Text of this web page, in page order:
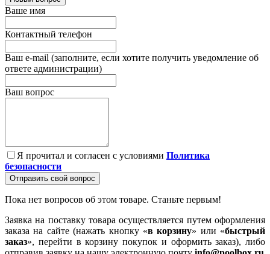
Ваше имя
Контактный телефон
Ваш e-mail (заполните, если хотите получить уведомление об
ответе администрации)
Ваш вопрос
Я прочитал и согласен с условиями Политика
безопасности
Отправить свой вопрос
Пока нет вопросов об этом товаре. Станьте первым!
Заявка на поставку товара осуществляется путем оформления
заказа на сайте (нажать кнопку «в корзину» или «быстрый
заказ», перейти в корзину покупок и оформить заказ), либо